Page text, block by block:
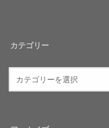
カテゴリー